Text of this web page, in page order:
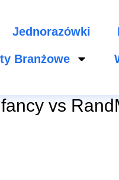
Jednorazówki
Branżowe
vs